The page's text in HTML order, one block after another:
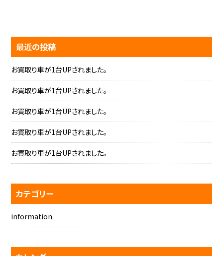
最近の投稿
お買取り車が1台UPされました。
お買取り車が1台UPされました。
お買取り車が1台UPされました。
お買取り車が1台UPされました。
お買取り車が1台UPされました。
カテゴリー
information